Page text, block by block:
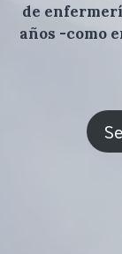
de
años -como